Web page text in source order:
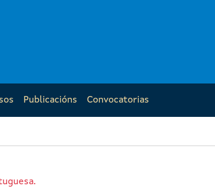
Publicacións Convocatorias